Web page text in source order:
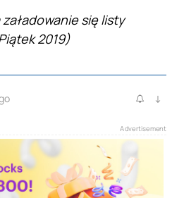
się listy
2019)
↓
Advertisement